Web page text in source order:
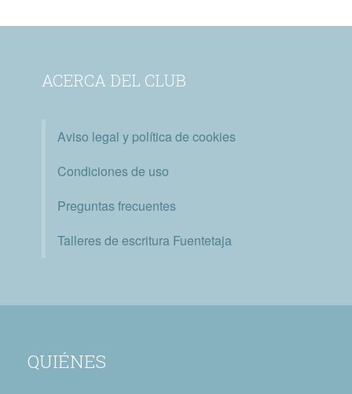
ACERCA DEL CLUB
Aviso legal y política de cookies
Condiciones de uso
Preguntas frecuentes
Talleres de escritura Fuentetaja
QUIÉNES